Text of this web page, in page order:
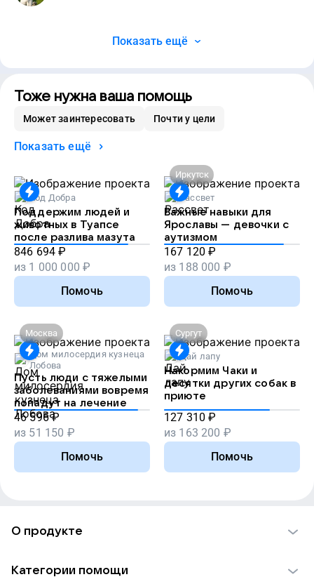
Показать ещё
Тоже нужна ваша помощь
Может заинтересовать Почти у цели
Показать ещё
Код Добра
Поддержим людей и
животных в Туапсе
после разлива мазута
846 694 ₽
из 1 000 000 ₽
Помочь
Иркутск
Рассвет
Важные навыки для
Ярославы — девочки с
аутизмом
167 120 ₽
из 188 000 ₽
Помочь
Москва
Дом милосердия кузнеца
Лобова
Пусть люди с тяжелыми
заболеваниями вовремя
попадут на лечение
46 596 ₽
из 51 150 ₽
Помочь
Сургут
Дай лапу
Накормим Чаки и
десятки других собак в
приюте
127 310 ₽
из 163 200 ₽
Помочь
О продукте
Категории помощи